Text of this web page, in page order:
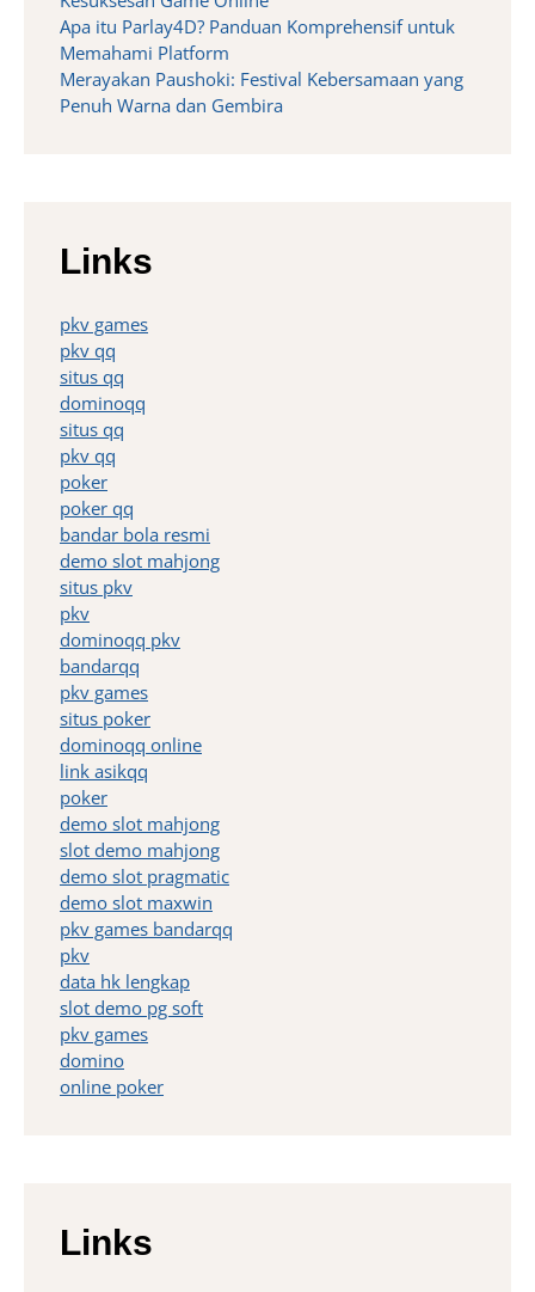
Apa itu Parlay4D? Panduan Komprehensif untuk
Memahami Platform
Merayakan Paushoki: Festival Kebersamaan yang
Penuh Warna dan Gembira
Links
pkv games
pkv qq
situs qq
dominoqq
situs qq
pkv qq
poker
poker qq
bandar bola resmi
demo slot mahjong
situs pkv
pkv
dominoqq pkv
bandarqq
pkv games
situs poker
dominoqq online
link asikqq
poker
demo slot mahjong
slot demo mahjong
demo slot pragmatic
demo slot maxwin
pkv games bandarqq
pkv
data hk lengkap
slot demo pg soft
pkv games
domino
online poker
Links